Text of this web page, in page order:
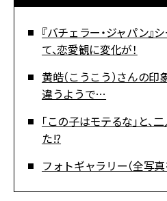
『バチェラー・ジャパン
て、恋愛観に変化が！
黄皓（こうこう）さんの印
違うようで…
「この子はモテるな」と
た!?
フォトギャラリー（全写